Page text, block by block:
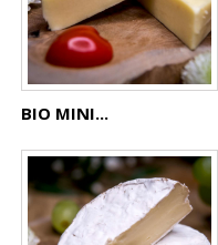
BIO MINI...